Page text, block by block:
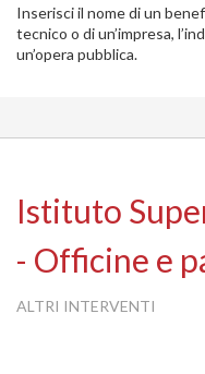
RICOSTRUZIONE
ATTIVITÀ
INTERVENTI
SI
Inserisci il nome di un
tecnico o di un’impresa,
un’opera pubblica.
Istituto
- Officine e
ALTRI INTERVENTI